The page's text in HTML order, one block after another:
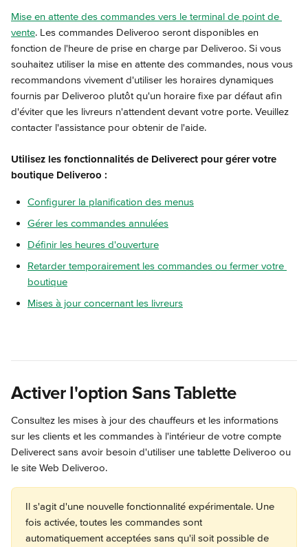
Mise en attente des commandes vers le terminal de point de
vente. Les commandes Deliveroo seront disponibles en
fonction de l'heure de prise en charge par Deliveroo. Si vous
souhaitez utiliser la mise en attente des commandes, nous vous
recommandons vivement d'utiliser les horaires dynamiques
fournis par Deliveroo plutôt qu'un horaire fixe par défaut afin
d'éviter que les livreurs n'attendent devant votre porte. Veuillez
contacter l'assistance pour obtenir de l'aide.
Utilisez les fonctionnalités de Deliverect pour gérer votre
boutique Deliveroo :
Configurer la planification des menus
Gérer les commandes annulées
Définir les heures d'ouverture
Retarder temporairement les commandes ou fermer votre
boutique
Mises à jour concernant les livreurs
Activer l'option Sans Tablette
Consultez les mises à jour des chauffeurs et les informations
sur les clients et les commandes à l'intérieur de votre compte
Deliverect sans avoir besoin d'utiliser une tablette Deliveroo ou
le site Web Deliveroo.
Il s'agit d'une nouvelle fonctionnalité expérimentale. Une
fois activée, toutes les commandes sont
automatiquement acceptées sans qu'il soit possible de